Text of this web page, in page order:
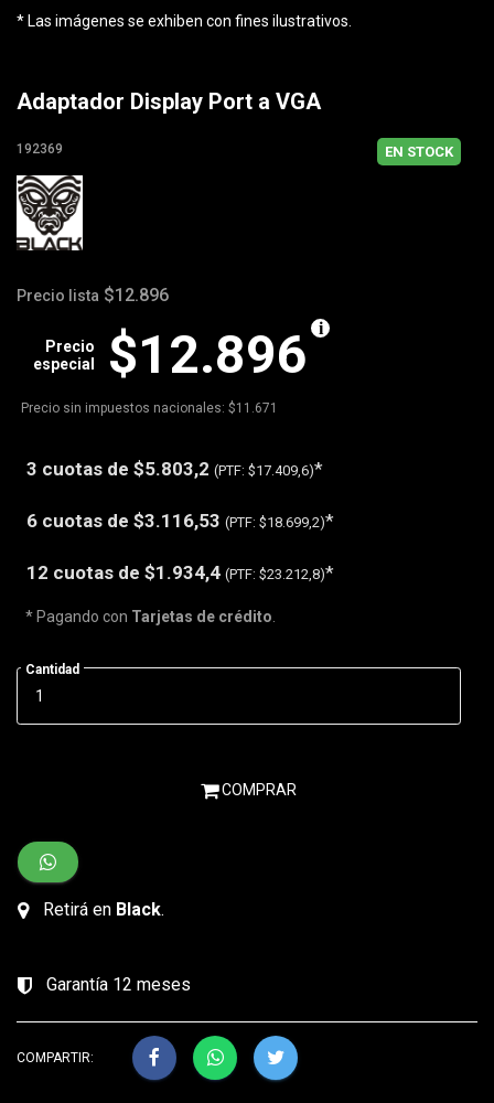
* Las imágenes se exhiben con fines ilustrativos.
Adaptador Display Port a VGA
192369 EN STOCK
Precio lista $12.896
$12.896
Precio
especial
Precio sin impuestos nacionales: $11.671
3 cuotas de $5.803,2 (PTF: $17.409,6)*
6 cuotas de $3.116,53 (PTF: $18.699,2)*
12 cuotas de $1.934,4 (PTF: $23.212,8)*
* Pagando con Tarjetas de crédito.
Cantidad
COMPRAR
Retirá en Black.
Garantía 12 meses
COMPARTIR: